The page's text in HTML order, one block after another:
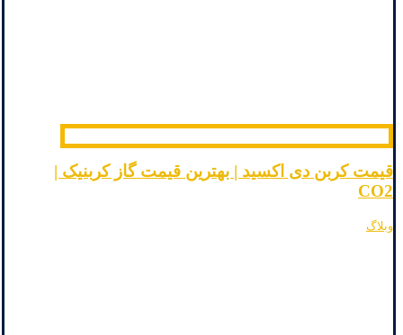
قیمت کربن دی اکسید | بهترین قیمت گاز کربنیک |
CO2
وبلاگ